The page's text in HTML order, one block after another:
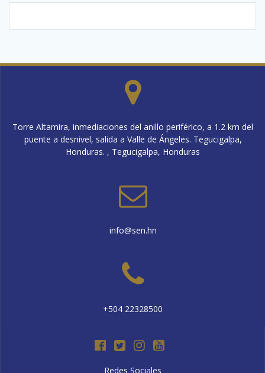
Torre Altamira, inmediaciones del anillo periférico, a 1.2 km del
puente a desnivel, salida a Valle de Ángeles. Tegucigalpa,
Honduras. , Tegucigalpa, Honduras
info@sen.hn
+504 22328500
Redes Sociales